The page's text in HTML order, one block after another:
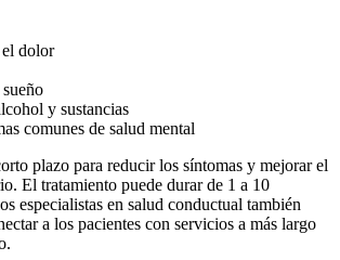
dolor
y sustancias
comunes de salud mental
plazo para reducir los síntomas y mejorar el
El tratamiento puede durar de 1 a 10
especialistas en salud conductual también
a los pacientes con servicios a más largo